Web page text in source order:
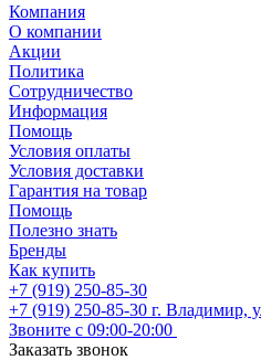
Компания
О компании
Акции
Политика
Сотрудничество
Информация
Помощь
Условия оплаты
Условия доставки
Гарантия на товар
Помощь
Полезно знать
Бренды
Как купить
+7 (919) 250-85-30
+7 (919) 250-85-30 г. Владимир,
Звоните с 09:00-20:00
Заказать звонок